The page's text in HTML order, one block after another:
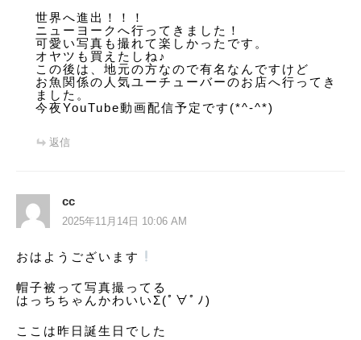
世界へ進出！！！
ニューヨークへ行ってきました！
可愛い写真も撮れて楽しかったです。
オヤツも買えたしね♪
この後は、地元の方なので有名なんですけど
お魚関係の人気ユーチューバーのお店へ行ってき
ました。
今夜YouTube動画配信予定です(*^-^*)
返信
cc
2025年11月14日 10:06 AM
おはようございます
帽子被って写真撮ってる
はっちちゃんかわいいΣ(ﾟ∀ﾟﾉ)
ここは昨日誕生日でした